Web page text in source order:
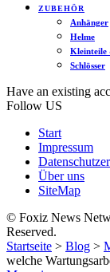
ZUBEHÖR
Anhänger
Helme
Kleinteile
Schlösser
Have an existing
Follow US
Start
Impressum
Über uns
SiteMap
© Foxiz News
Reserved.
Startseite > Blog >
welche